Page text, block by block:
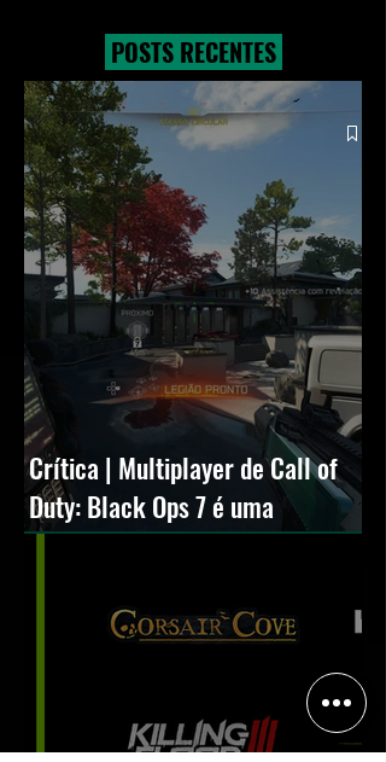
POSTS RECENTES
Crítica | Multiplayer de Call of
Duty: Black Ops 7 é uma
experiência positiva, divertida e